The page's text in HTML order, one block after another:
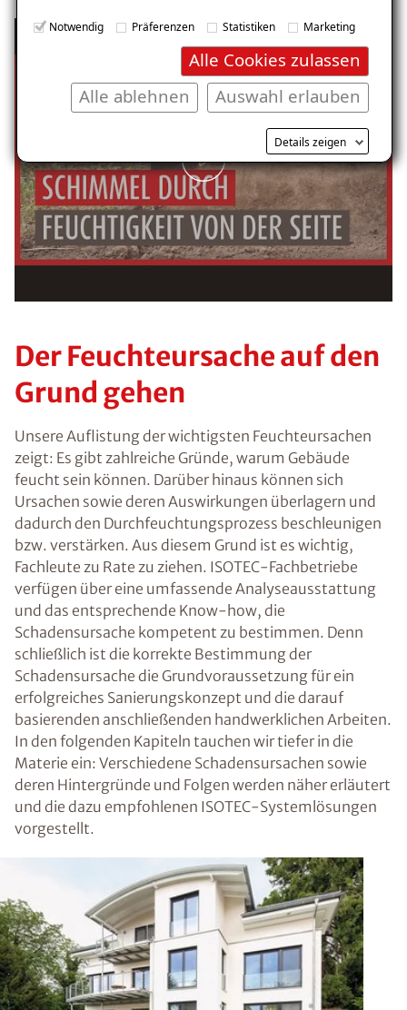
Notwendig Präferenzen Statistiken Marketing
Alle Cookies zulassen
Auswahl erlauben
Alle ablehnen
Details zeigen
Ursachen von Feuchtigkeit und Schimmel:
Seitlich eindringende Feuchtigkeit
Der Feuchteursache auf den
Grund gehen
Unsere Auflistung der wichtigsten Feuchteursachen
zeigt: Es gibt zahlreiche Gründe, warum Gebäude
feucht sein können. Darüber hinaus können sich
Ursachen sowie deren Auswirkungen überlagern und
dadurch den Durchfeuchtungsprozess beschleunigen
bzw. verstärken. Aus diesem Grund ist es wichtig,
Fachleute zu Rate zu ziehen. ISOTEC-Fachbetriebe
verfügen über eine umfassende Analyseausstattung
und das entsprechende Know-how, die
Schadensursache kompetent zu bestimmen. Denn
schließlich ist die korrekte Bestimmung der
Schadensursache die Grundvoraussetzung für ein
erfolgreiches Sanierungskonzept und die darauf
basierenden anschließenden handwerklichen Arbeiten.
In den folgenden Kapiteln tauchen wir tiefer in die
Materie ein: Verschiedene Schadensursachen sowie
deren Hintergründe und Folgen werden näher erläutert
und die dazu empfohlenen ISOTEC-Systemlösungen
vorgestellt.
E-Mail eingeben
Kostenlosen Ratgeber anfordern
Voraussetzung für den Erhalt des kostenfreien
Ratgebers ist die Anmeldung zu unserem Newsletter.